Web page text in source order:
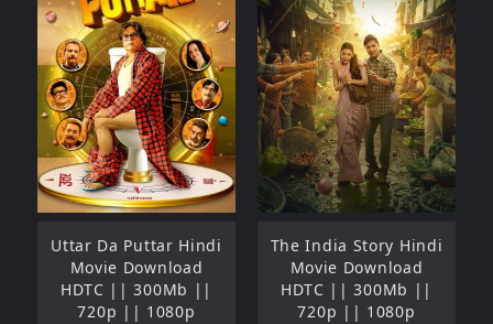
Uttar Da Puttar Hindi
Movie Download
HDTC || 300Mb ||
720p || 1080p
The India Story Hindi
Movie Download
HDTC || 300Mb ||
720p || 1080p